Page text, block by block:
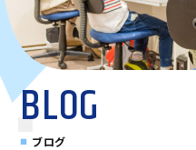
BLOG
ブログ